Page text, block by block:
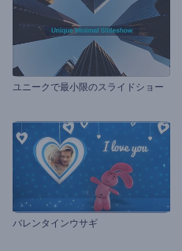
ユニークで最小限のスライドショー
バレンタインウサギ